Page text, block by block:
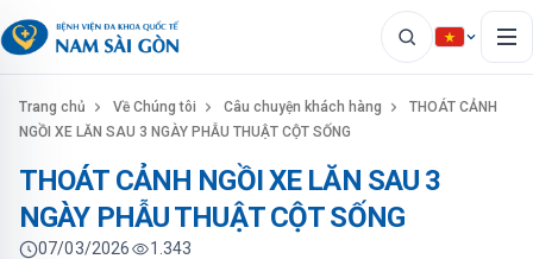
Trang chủ Về Chúng tôi Câu chuyện khách hàng
THOÁT CẢNH
NGỒI XE LĂN SAU 3 NGÀY PHẪU THUẬT CỘT SỐNG
THOÁT CẢNH NGỒI XE LĂN SAU 3
NGÀY PHẪU THUẬT CỘT SỐNG
07/03/2026 1.343